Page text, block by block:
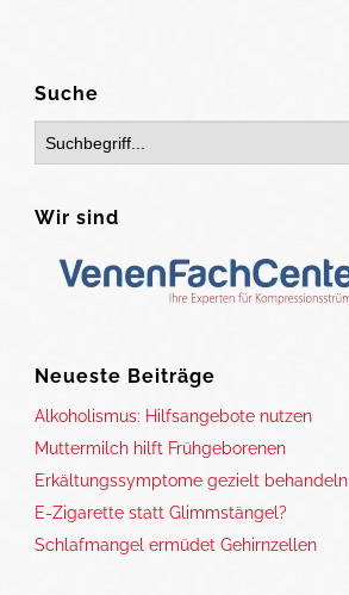
Suche
Wir sind
Neueste Beiträge
Alkoholismus: Hilfsangebote nutzen
Muttermilch hilft Frühgeborenen
Erkältungssymptome gezielt behandeln
E-Zigarette statt Glimmstängel?
Schlafmangel ermüdet Gehirnzellen